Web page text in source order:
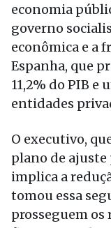
economia
governo
econômica e a
Espanha, que
11,2% do PIB e
entidades
O executivo,
plano de ajuste
implica a
tomou essa
prosseguem os